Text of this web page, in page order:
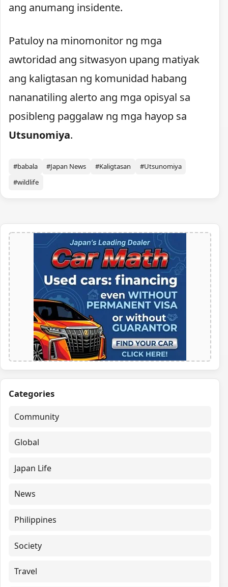
ang anumang insidente.
Patuloy na minomonitor ng mga
awtoridad ang sitwasyon upang matiyak
ang kaligtasan ng komunidad habang
nananatiling alerto ang mga opisyal sa
posibleng paggalaw ng mga hayop sa
Utsunomiya.
#babala #Japan News #Kaligtasan
#Utsunomiya
#wildlife
Categories
Community
Global
Japan Life
News
Philippines
Society
Travel